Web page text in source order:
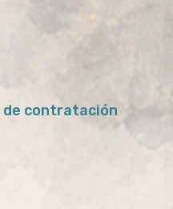
de contratación